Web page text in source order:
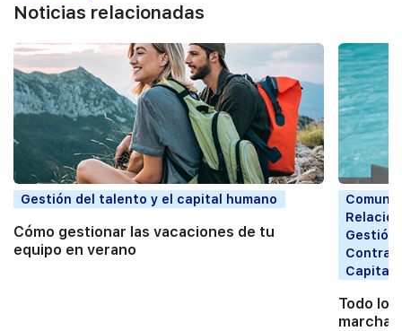
Noticias relacionadas
Gestión del talento y el capital humano
Cómo gestionar las vacaciones de tu
equipo en verano
Gestión
Capital
Todo lo